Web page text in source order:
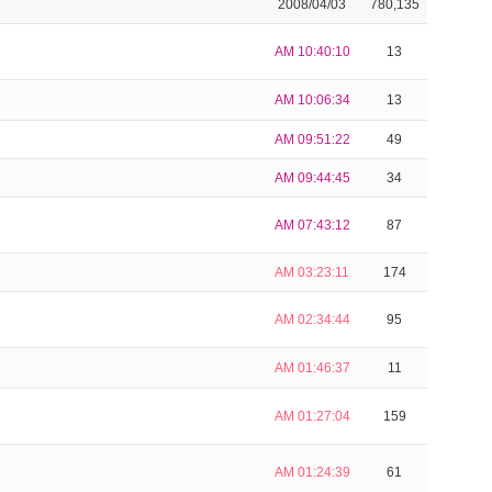
2008/04/03 780,135
AM 10:40:10 13
AM 10:06:34 13
AM 09:51:22 49
AM 09:44:45 34
AM 07:43:12 87
AM 03:23:11 174
AM 02:34:44 95
AM 01:46:37 11
AM 01:27:04 159
AM 01:24:39 61